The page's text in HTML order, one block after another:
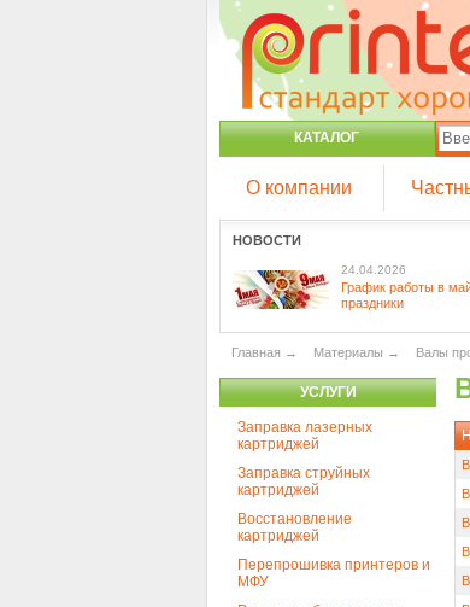
КАТАЛОГ
О компании
НОВОСТИ
24.04.2026
График работы в
праздники
Главная → Материалы → Валы
УСЛУГИ
Заправка лазерных
картриджей
Заправка струйных
картриджей
Восстановление
картриджей
Перепрошивка принтеров и
МФУ